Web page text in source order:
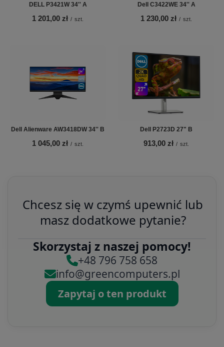
DELL P3421W 34'' A
1 201,00 zł / szt.
Dell C3422WE 34'' A
1 230,00 zł / szt.
Dell Alienware AW3418DW 34'' B
1 045,00 zł / szt.
Dell P2723D 27" B
913,00 zł / szt.
Chcesz się w czymś upewnić lub
masz dodatkowe pytanie?
Skorzystaj z naszej pomocy!
+48 796 758 658
info@greencomputers.pl
Zapytaj o ten produkt